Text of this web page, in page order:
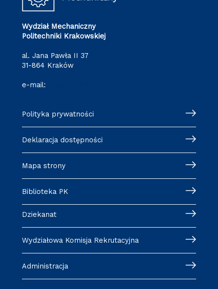
Wydział Mechaniczny
Politechniki Krakowskiej
al. Jana Pawła II 37
31-864 Kraków
e-mail:
Polityka prywatności
Deklaracja dostępności
Mapa strony
Biblioteka PK
Dziekanat
Wydziałowa Komisja Rekrutacyjna
Administracja